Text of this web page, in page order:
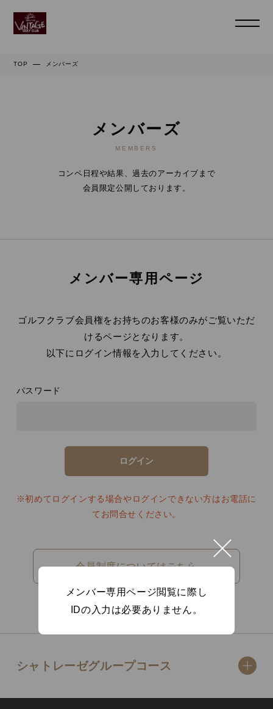
TOP メンバーズ
メンバーズ
MEMBERS
コンペ日程や結果、過去のアーカイブまで
会員限定公開しております。
メンバー専用ページ
ゴルフクラブ会員権をお持ちのお客様のみがご覧いただ
けるページとなります。
以下にログイン情報を入力してください。
パスワード
※初めてログインする場合やログインできない方はお電話に
てお問合せください。
会員制度についてはこちら
メンバー専用ページ閲覧に際し
IDの入力は必要ありません。
シャトレーゼグループコース